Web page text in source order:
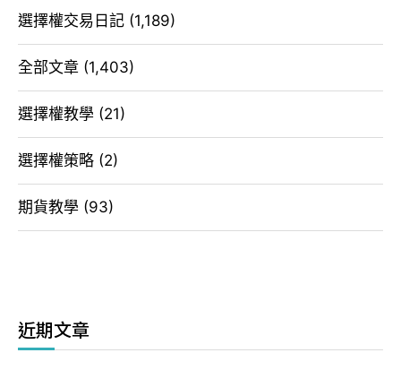
選擇權交易日記 (1,189)
全部文章 (1,403)
選擇權教學 (21)
選擇權策略 (2)
期貨教學 (93)
近期文章